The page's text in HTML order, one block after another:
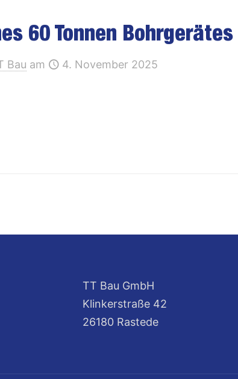
60 Tonnen
Bau am 4. November 2025
TT Bau GmbH
Klinkerstraße 42
26180 Rastede